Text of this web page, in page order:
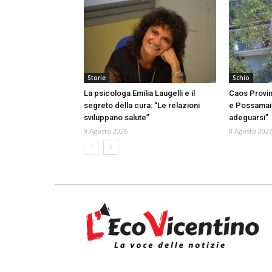
Storie
La psicologa Emilia Laugelli e il
segreto della cura: “Le relazioni
sviluppano salute”
9 Agosto 2026
Schio
Caos
e
adeguarsi”
8 Agosto 2026